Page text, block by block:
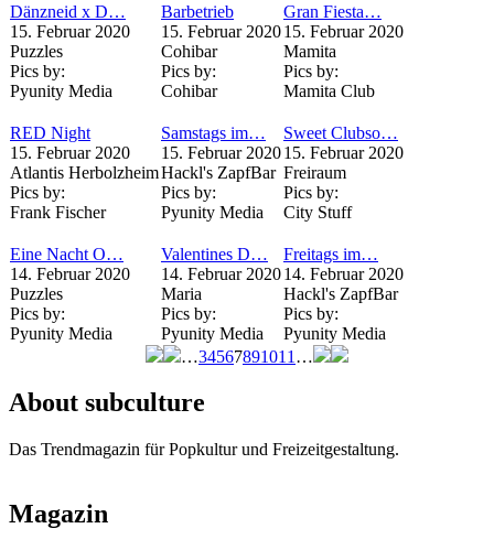
Dänzneid x D…
15. Februar 2020
Puzzles
Pics by:
Pyunity Media
Barbetrieb
15. Februar 2020
Cohibar
Pics by:
Cohibar
Gran Fiesta…
15. Februar 2020
Mamita
Pics by:
Mamita Club
RED Night
15. Februar 2020
Atlantis Herbolzheim
Pics by:
Frank Fischer
Samstags im…
15. Februar 2020
Hackl's ZapfBar
Pics by:
Pyunity Media
Sweet Clubso…
15. Februar 2020
Freiraum
Pics by:
City Stuff
Eine Nacht O…
14. Februar 2020
Puzzles
Pics by:
Pyunity Media
Valentines D…
14. Februar 2020
Maria
Pics by:
Pyunity Media
Freitags im…
14. Februar 2020
Hackl's ZapfBar
Pics by:
Pyunity Media
…34567891011 …
About subculture
Das Trendmagazin für Popkultur und Freizeitgestaltung.
Magazin